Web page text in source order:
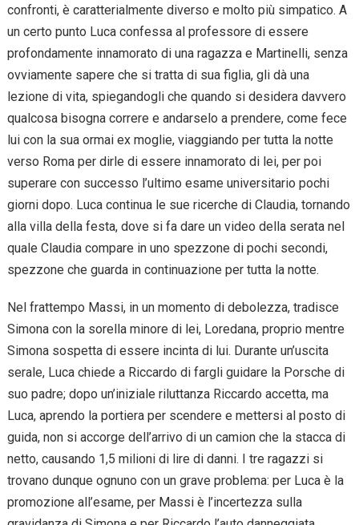
confronti, è caratterialmente diverso e molto più simpatico. A
un certo punto Luca confessa al professore di essere
profondamente innamorato di una ragazza e Martinelli, senza
ovviamente sapere che si tratta di sua figlia, gli dà una
lezione di vita, spiegandogli che quando si desidera davvero
qualcosa bisogna correre e andarselo a prendere, come fece
lui con la sua ormai ex moglie, viaggiando per tutta la notte
verso Roma per dirle di essere innamorato di lei, per poi
superare con successo l’ultimo esame universitario pochi
giorni dopo. Luca continua le sue ricerche di Claudia, tornando
alla villa della festa, dove si fa dare un video della serata nel
quale Claudia compare in uno spezzone di pochi secondi,
spezzone che guarda in continuazione per tutta la notte.
Nel frattempo Massi, in un momento di debolezza, tradisce
Simona con la sorella minore di lei, Loredana, proprio mentre
Simona sospetta di essere incinta di lui. Durante un’uscita
serale, Luca chiede a Riccardo di fargli guidare la Porsche di
suo padre; dopo un’iniziale riluttanza Riccardo accetta, ma
Luca, aprendo la portiera per scendere e mettersi al posto di
guida, non si accorge dell’arrivo di un camion che la stacca di
netto, causando 1,5 milioni di lire di danni. I tre ragazzi si
trovano dunque ognuno con un grave problema: per Luca è la
promozione all’esame, per Massi è l’incertezza sulla